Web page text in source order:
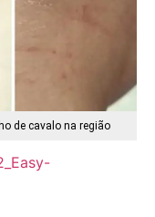
de cavalo na região